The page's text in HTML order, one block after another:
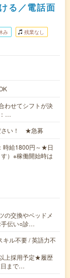
る／電話面
み 残業なし
わせてシフトが決
…
さい！ ★急募
時給1800円～★日
）※稼働開始時は
交換やベッドメ
手伝い○診…
キル不要 / 英語力不
上採用予定★履歴
日まで…